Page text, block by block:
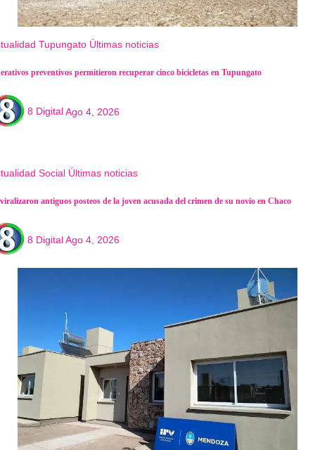
Tupungato Últimas noticias
preventivos permitieron recuperar cinco bicicletas en Tupungato
8 DigitalAgo 4, 2026
Social Últimas noticias
antiguos posteos de la joven acusada del crimen de su novio en Chaco
8 DigitalAgo 4, 2026